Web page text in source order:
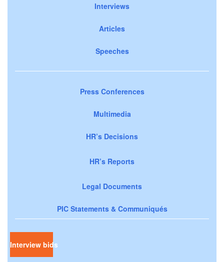
Interviews
Articles
Speeches
Press Conferences
Multimedia
HR’s Decisions
HR’s Reports
Legal Documents
PIC Statements & Communiqués
Interview bids